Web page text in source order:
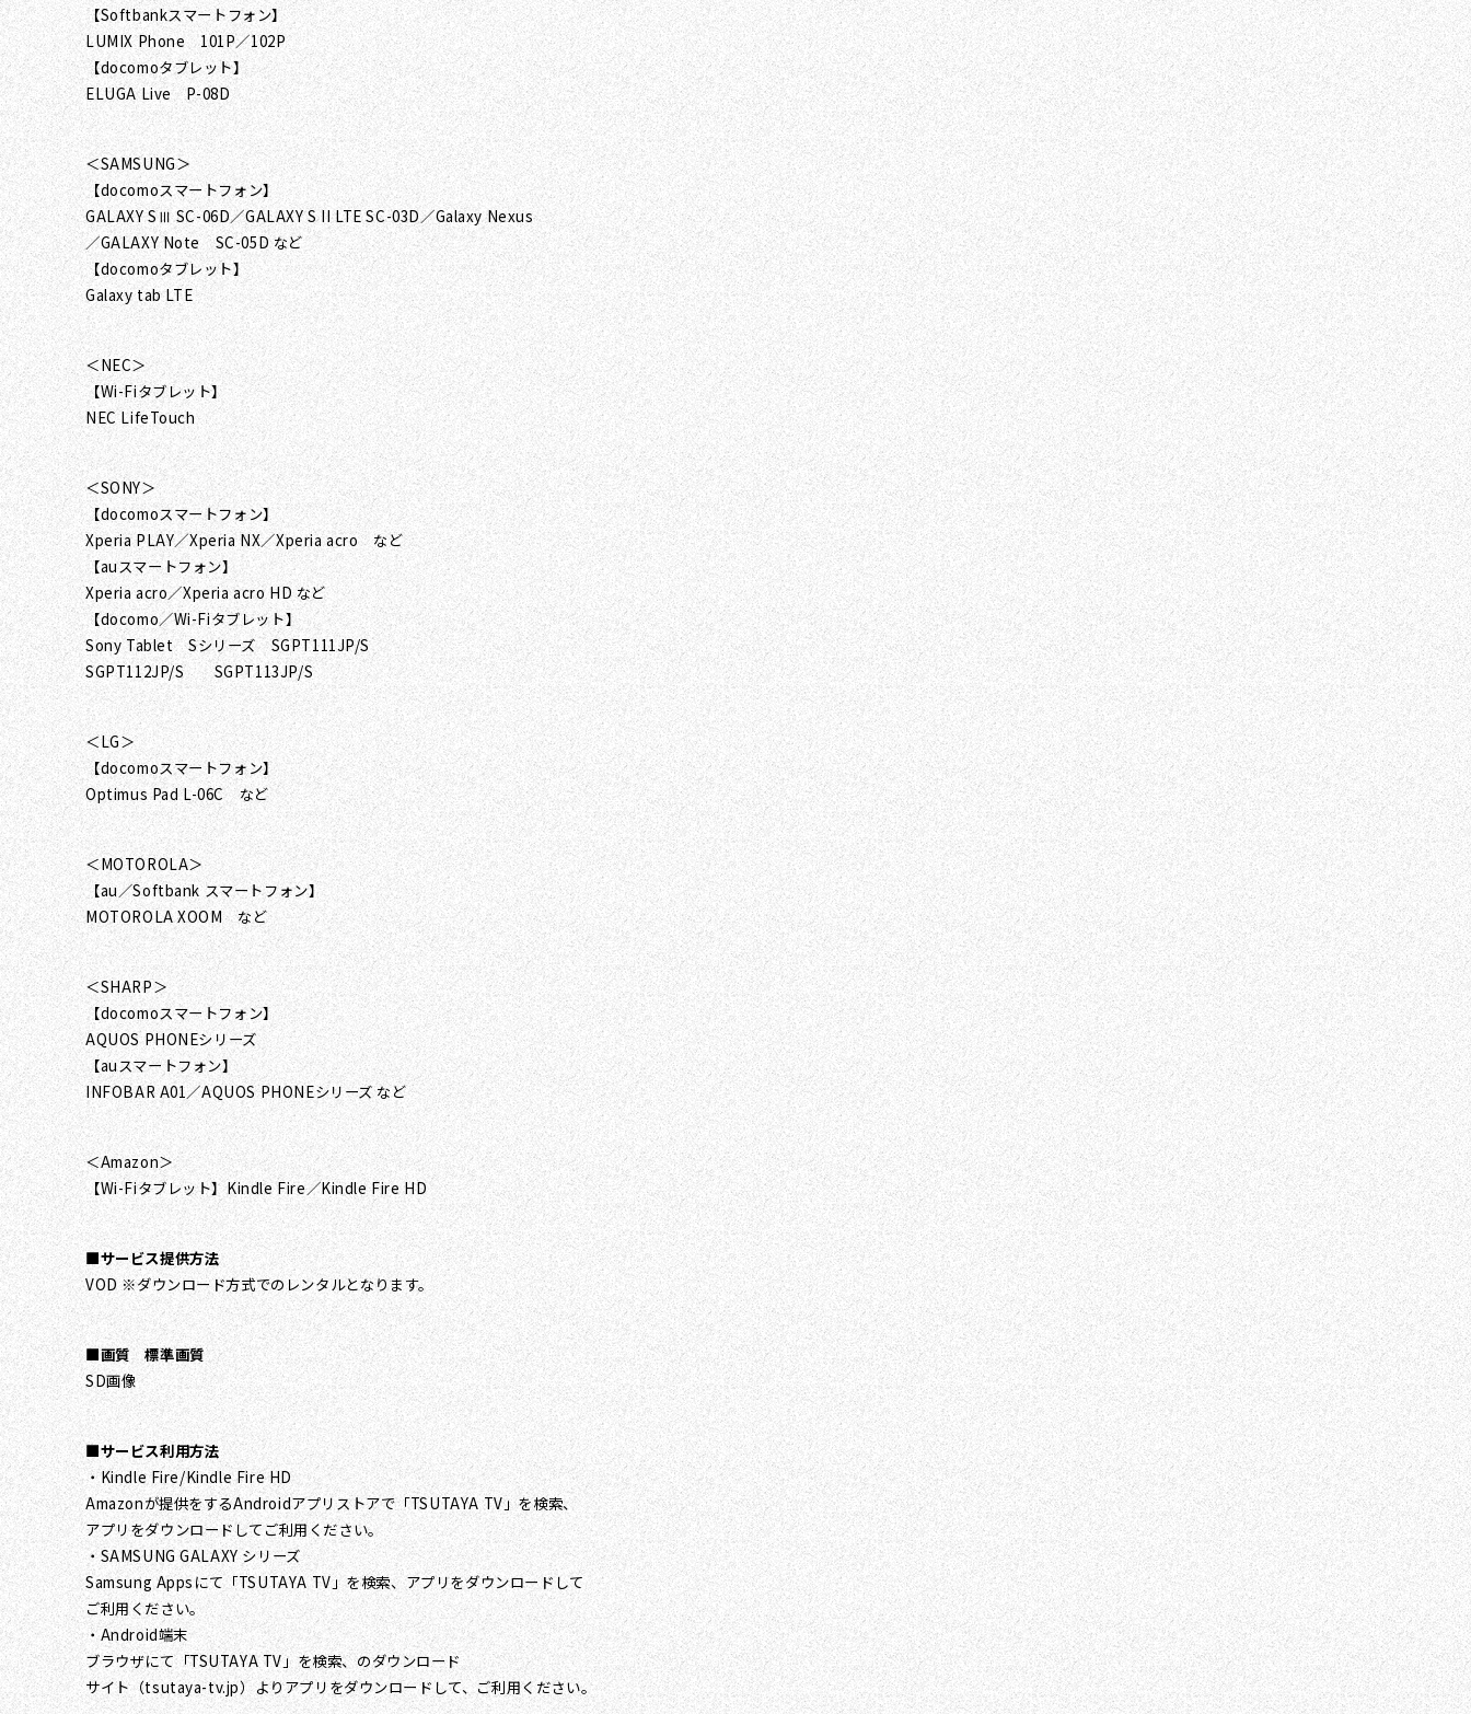
【Softbankスマートフォン】
LUMIX Phone 101P／102P
【docomoタブレット】
ELUGA Live P-08D
＜SAMSUNG＞
【docomoスマートフォン】
GALAXY SⅢ SC-06D／GALAXY S II LTE SC-03D／Galaxy Nexus
／GALAXY Note SC-05D など
【docomoタブレット】
Galaxy tab LTE
＜NEC＞
【Wi-Fiタブレット】
NEC LifeTouch
＜SONY＞
【docomoスマートフォン】
Xperia PLAY／Xperia NX／Xperia acro など
【auスマートフォン】
Xperia acro／Xperia acro HD など
【docomo／Wi-Fiタブレット】
Sony Tablet Sシリーズ SGPT111JP/S
SGPT112JP/S SGPT113JP/S
＜LG＞
【docomoスマートフォン】
Optimus Pad L-06C など
＜MOTOROLA＞
【au／Softbank スマートフォン】
MOTOROLA XOOM など
＜SHARP＞
【docomoスマートフォン】
AQUOS PHONEシリーズ
【auスマートフォン】
INFOBAR A01／AQUOS PHONEシリーズ など
＜Amazon＞
【Wi-Fiタブレット】Kindle Fire／Kindle Fire HD
■サービス提供方法
VOD ※ダウンロード方式でのレンタルとなります。
■画質 標準画質
SD画像
■サービス利用方法
・Kindle Fire/Kindle Fire HD
Amazonが提供をするAndroidアプリストアで「TSUTAYA TV」を検索、
アプリをダウンロードしてご利用ください。
・SAMSUNG GALAXY シリーズ
Samsung Appsにて「TSUTAYA TV」を検索、アプリをダウンロードして
ご利用ください。
・Android端末
ブラウザにて「TSUTAYA TV」を検索、のダウンロード
サイト（tsutaya-tv.jp）よりアプリをダウンロードして、ご利用ください。